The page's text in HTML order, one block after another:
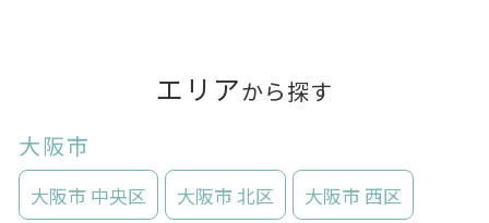
エリアから探す
大阪市
大阪市 中央区 大阪市 北区 大阪市 西区